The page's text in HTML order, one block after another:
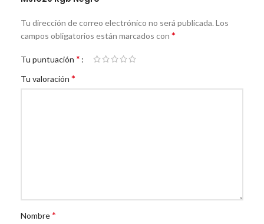
Tu dirección de correo electrónico no será publicada. Los
campos obligatorios están marcados con *
Tu puntuación *
Tu valoración *
Nombre*